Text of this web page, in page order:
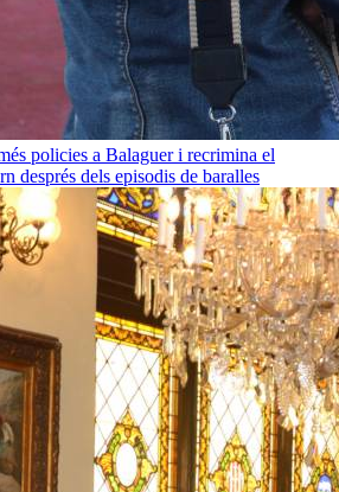
policies a Balaguer i recrimina el
després dels episodis de baralles